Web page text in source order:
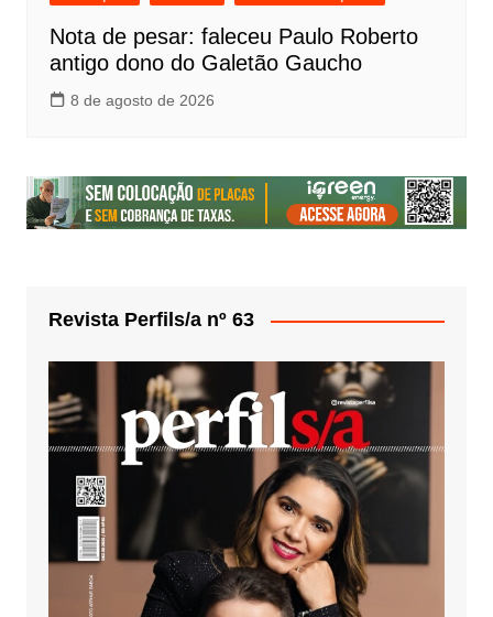
Nota de pesar: faleceu Paulo Roberto
antigo dono do Galetão Gaucho
8 de agosto de 2026
Revista Perfils/a nº 63